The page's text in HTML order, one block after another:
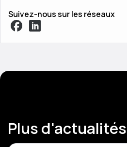
Suivez-nous sur les réseaux
Plus d'actualités